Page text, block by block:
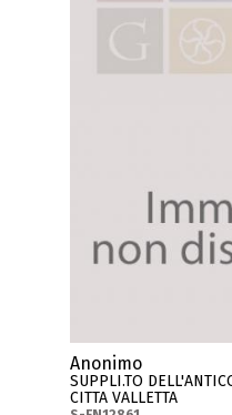
Anonimo
SUPPLI.TO
CITTA VALLETTA